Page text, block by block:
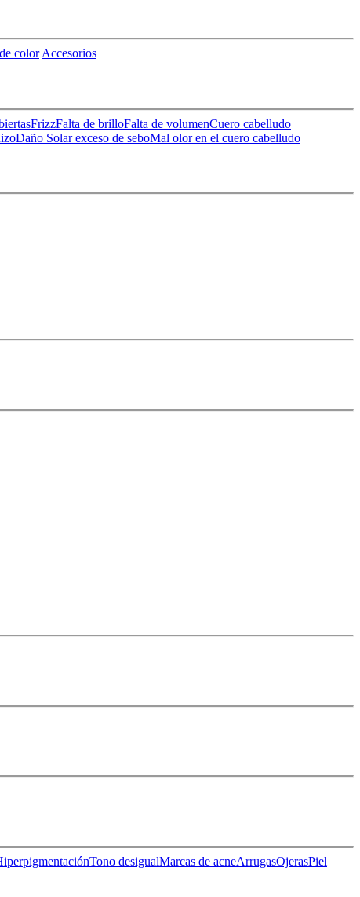
color Accesorios
FrizzFalta de brilloFalta de volumenCuero cabelludo
Daño Solarexceso de seboMal olor en el cuero cabelludo
Tono desigualMarcas de acneArrugasOjerasPiel